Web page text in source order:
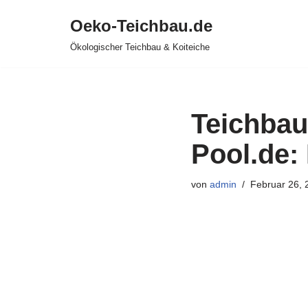
Oeko-Teichbau.de
Ökologischer Teichbau & Koiteiche
Pool.de:
von admin Februar 26,